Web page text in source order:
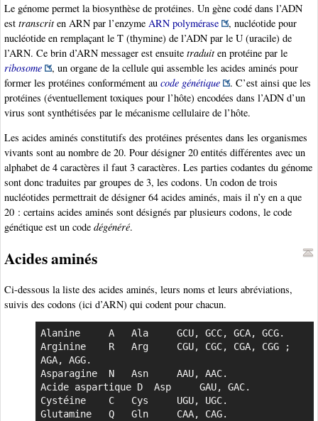
Le génome permet la biosynthèse de protéines. Un gène codé dans l’ADN
est transcriten ARN par l’enzyme ARN polymérase
, nucléotide pour
nucléotide en remplaçant le T (thymine) de l’ADN par le U (uracile) de
l’ARN. Ce brin d’ARN messager est ensuite traduiten protéine par le
ribosome
, un organe de la cellule qui assemble les acides aminés pour
former les protéines conformément au code génétique
. C’est ainsi que les
protéines (éventuellement toxiques pour l’hôte) encodées dans l’ADN d’un
virus sont synthétisées par le mécanisme cellulaire de l’hôte.
Les acides aminés constitutifs des protéines présentes dans les organismes
vivants sont au nombre de 20. Pour désigner 20 entités différentes avec un
alphabet de 4 caractères il faut 3 caractères. Les parties codantes du génome
sont donc traduites par groupes de 3, les codons. Un codon de trois
nucléotides permettrait de désigner 64 acides aminés, mais il n’y en a que
20 : certains acides aminés sont désignés par plusieurs codons, le code
génétique est un code dégénéré.
Acides aminés
Ci-dessous la liste des acides aminés, leurs noms et leurs abréviations,
suivis des codons (ici d’ARN) qui codent pour chacun.
Alanine 	A 	Ala 	GCU, GCC, GCA, GCG.
Arginine 	R 	Arg 	CGU, CGC, CGA, CGG ;
AGA, AGG.
Asparagine 	N 	Asn 	AAU, AAC.
Acide aspartique D 	Asp 	GAU, GAC.
Cystéine 	C 	Cys 	UGU, UGC.
Glutamine 	Q 	Gln 	CAA, CAG.